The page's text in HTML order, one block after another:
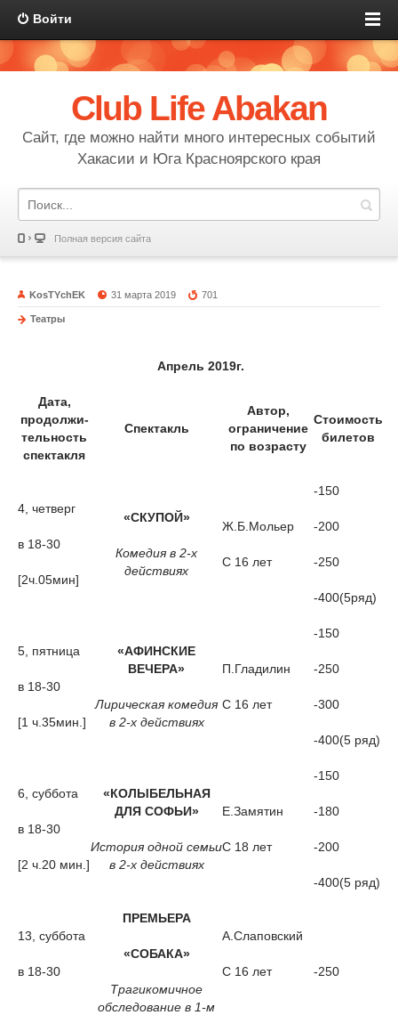
Войти
Club Life Abakan
Сайт, где можно найти много интересных событий
Хакасии и Юга Красноярского края
Полная версия сайта
KosTYchEK 31 марта 2019 701
Театры
Апрель 2019г.
Дата,
продолжи-
тельность
спектакля
Спектакль
Автор,
ограничение
по возрасту
Стоимость
билетов
4, четверг
в 18-30
[2ч.05мин]
«СКУПОЙ»
Комедия в 2-х
действиях
Ж.Б.Мольер
С 16 лет
-150
-200
-250
-400(5ряд)
5, пятница
в 18-30
[1 ч.35мин.]
«АФИНСКИЕ
ВЕЧЕРА»
Лирическая комедия
в 2-х действиях
П.Гладилин
С 16 лет
-150
-250
-300
-400(5 ряд)
6, суббота
в 18-30
[2 ч.20 мин.]
«КОЛЫБЕЛЬНАЯ
ДЛЯ СОФЬИ»
История одной семьи
в 2-х действиях
Е.Замятин
С 18 лет
-150
-180
-200
-400(5 ряд)
13, суббота
в 18-30
ПРЕМЬЕРА
«СОБАКА»
Трагикомичное
обследование в 1-м
А.Слаповский
С 16 лет -250